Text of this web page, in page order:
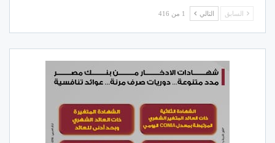
السابق التالي 1 من 416